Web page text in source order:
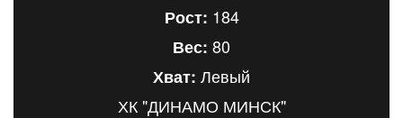
Рост: 184
Вес: 80
Хват: Левый
ХК "ДИНАМО МИНСК"